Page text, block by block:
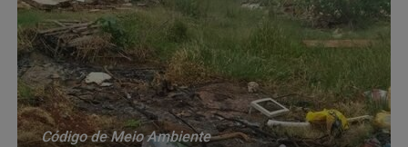
Código de Meio Ambiente